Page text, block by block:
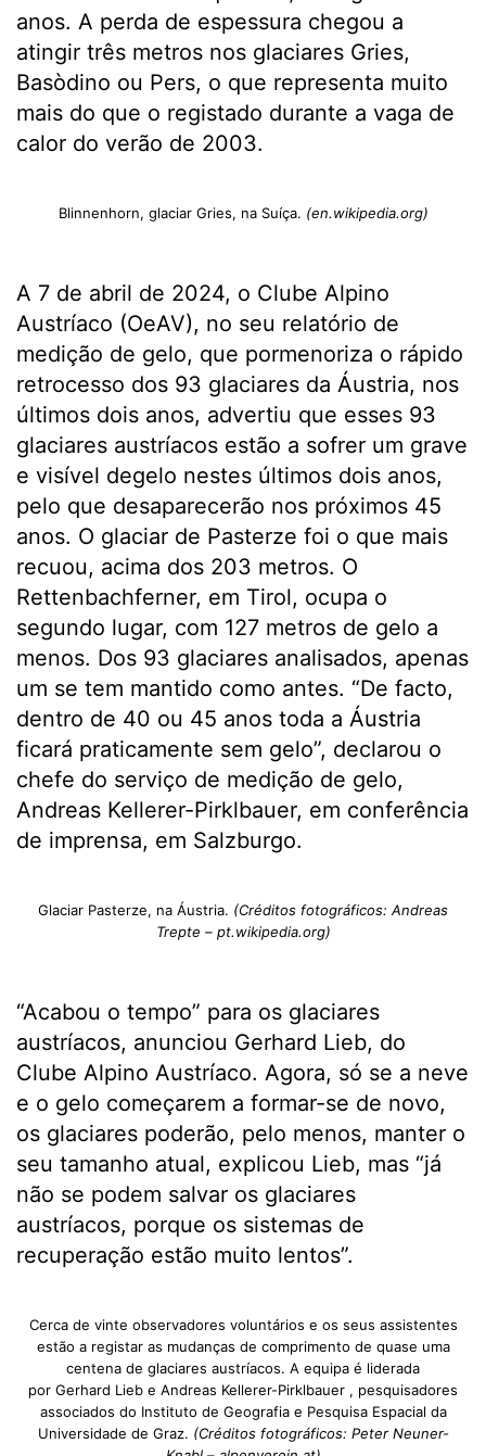
anos. A perda de espessura chegou a
atingir três metros nos glaciares Gries,
Basòdino ou Pers, o que representa muito
mais do que o registado durante a vaga de
calor do verão de 2003.
Blinnenhorn, glaciar Gries, na Suíça. (en.wikipedia.org)
A 7 de abril de 2024, o Clube Alpino
Austríaco (OeAV), no seu relatório de
medição de gelo, que pormenoriza o rápido
retrocesso dos 93 glaciares da Áustria, nos
últimos dois anos, advertiu que esses 93
glaciares austríacos estão a sofrer um grave
e visível degelo nestes últimos dois anos,
pelo que desaparecerão nos próximos 45
anos. O glaciar de Pasterze foi o que mais
recuou, acima dos 203 metros. O
Rettenbachferner, em Tirol, ocupa o
segundo lugar, com 127 metros de gelo a
menos. Dos 93 glaciares analisados, apenas
um se tem mantido como antes. “De facto,
dentro de 40 ou 45 anos toda a Áustria
ficará praticamente sem gelo”, declarou o
chefe do serviço de medição de gelo,
Andreas Kellerer-Pirklbauer, em conferência
de imprensa, em Salzburgo.
Glaciar Pasterze, na Áustria. (Créditos fotográficos: Andreas
Trepte – pt.wikipedia.org)
“Acabou o tempo” para os glaciares
austríacos, anunciou Gerhard Lieb, do
Clube Alpino Austríaco. Agora, só se a neve
e o gelo começarem a formar-se de novo,
os glaciares poderão, pelo menos, manter o
seu tamanho atual, explicou Lieb, mas “já
não se podem salvar os glaciares
austríacos, porque os sistemas de
recuperação estão muito lentos”.
Cerca de vinte observadores voluntários e os seus assistentes
estão a registar as mudanças de comprimento de quase uma
centena de glaciares austríacos. A equipa é liderada
por Gerhard Lieb e Andreas Kellerer-Pirklbauer , pesquisadores
associados do Instituto de Geografia e Pesquisa Espacial da
Universidade de Graz. (Créditos fotográficos: Peter Neuner-